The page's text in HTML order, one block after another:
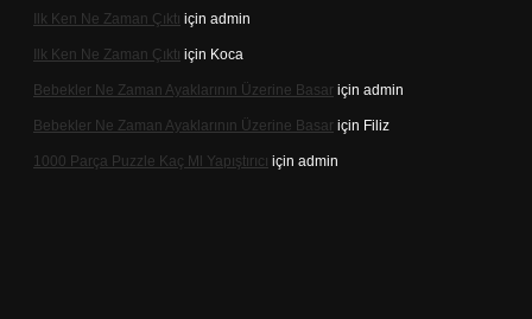
Ilk Ken Ne Zaman Çıktı için admin
Ilk Ken Ne Zaman Çıktı için Koca
Bebekler Ne Zaman Ayaklarının Üzerine Basar için admin
Bebekler Ne Zaman Ayaklarının Üzerine Basar için Filiz
1000 Parça Puzzle Kaç Ml Yapıştırıcı için admin